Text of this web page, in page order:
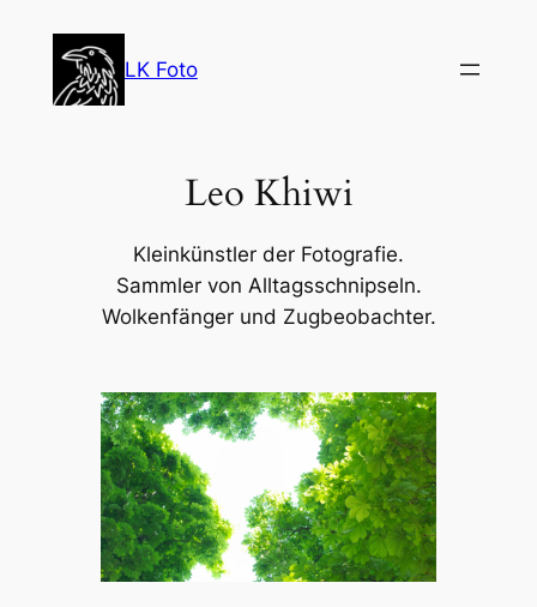
springen
LK Foto
Leo Khiwi
Kleinkünstler der Fotografie.
Sammler von Alltagsschnipseln.
Wolkenfänger und Zugbeobachter.